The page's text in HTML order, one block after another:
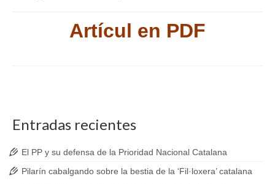
Artícul en PDF
Entradas recientes
El PP y su defensa de la Prioridad Nacional Catalana
Pilarín cabalgando sobre la bestia de la ‘Fil·loxera’ catalana